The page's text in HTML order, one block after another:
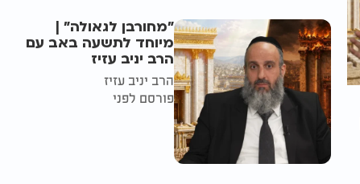
"מחורבן לגאולה" |
מיוחד לתשעה באב עם
הרב יניב עזיז
הרב יניב עזיז
פורסם לפני